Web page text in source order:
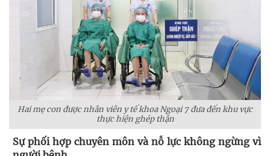
Hai mẹ con được nhân viên y tế khoa Ngoại 7 đưa đến khu vực
thực hiện ghép thận
Sự phối hợp chuyên môn và nỗ lực không ngừng vì